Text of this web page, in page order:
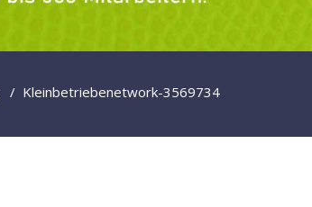
/ Kleinbetriebenetwork-3569734